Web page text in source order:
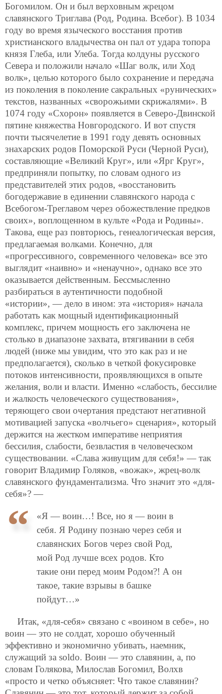
Богомилом. Он и был верховным жрецом
славянского Триглава (Род, Родина. Всебог). В 1034
году во время языческого восстания против
христианского владычества он пал от удара топора
князя Глеба, или Улеба. Тогда колдуны русского
Севера и положили начало «Шаг волк, или Ход
волк», целью которого было сохранение и передача
из поколения в поколение сакральных «рунических»
текстов, названных «сворожьими скрижалями». В
1074 году «Схорон» появляется в Северо-Двинской
пятине княжества Новгородского. И вот спустя
почти тысячелетие в 1991 году девять основных
знахарских родов Поморской Руси (Черной Руси),
составляющие «Великий Круг», или «Ярг Круг»,
предприняли попытку, по словам одного из
представителей этих родов, «восстановить
богодержавие в единении славянского народа с
Всебогом-Треглавом через обожествление предков
своих», воплощенном в культе «Рода и Родины».
Такова, еще раз повторюсь, генеалогическая версия,
предлагаемая волками. Конечно, для
«прогрессивного, современного человека» все это
выглядит «наивно» и «ненаучно», однако все это
оказывается действенным. Бессмысленно
разбираться в аутентичности подобной
«истории», — дело в ином: эта «история» начала
работать как мощный идентификационный
комплекс, причем мощность его заключена не
столько в диапазоне захвата, втягивании в себя
людей (ниже мы увидим, что это как раз и не
предполагается), сколько в четкой фокусировке
потоков интенсивности, проявляющихся в опыте
желания, воли и власти. Именно «слабость, бессилие
и жалкость человеческого существования»,
теряющего свои очертания предстают негативной
мотивацией запуска «волчьего» сценария», который
держится на жестком императиве неприятия
бессилия, слабости, безвластия в человеческом
существовании. «Слава живущим для себя!» — так
говорит Владимир Голяков, «вожак», жрец-волк
славянского фундаментализма. Что значит это «для-
себя»? —
«Я — воин…! Все, но я — воин в
себя. Я Родину познаю через себя и
славянских Богов через свой Род,
мой Род лучше всех родов. Кто
такие они перед моим Родом?! А он
такое, такие взрывы в башке
пойдут…»
Итак, «для-себя» связано с «воином в себе», но
воин — это не солдат, хорошо обученный
эффективно и экономично убивать, наемник,
служащий за soldo. Воин — это славянин, а, по
словам Голякова, Милослав Богомил, Волхв
«просто и четко объясняет: Что такое славянин?